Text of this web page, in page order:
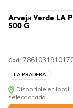
Arveja Verde LA
500 G
Cod:
LA PRADERA
Disponible en local
seleccionado